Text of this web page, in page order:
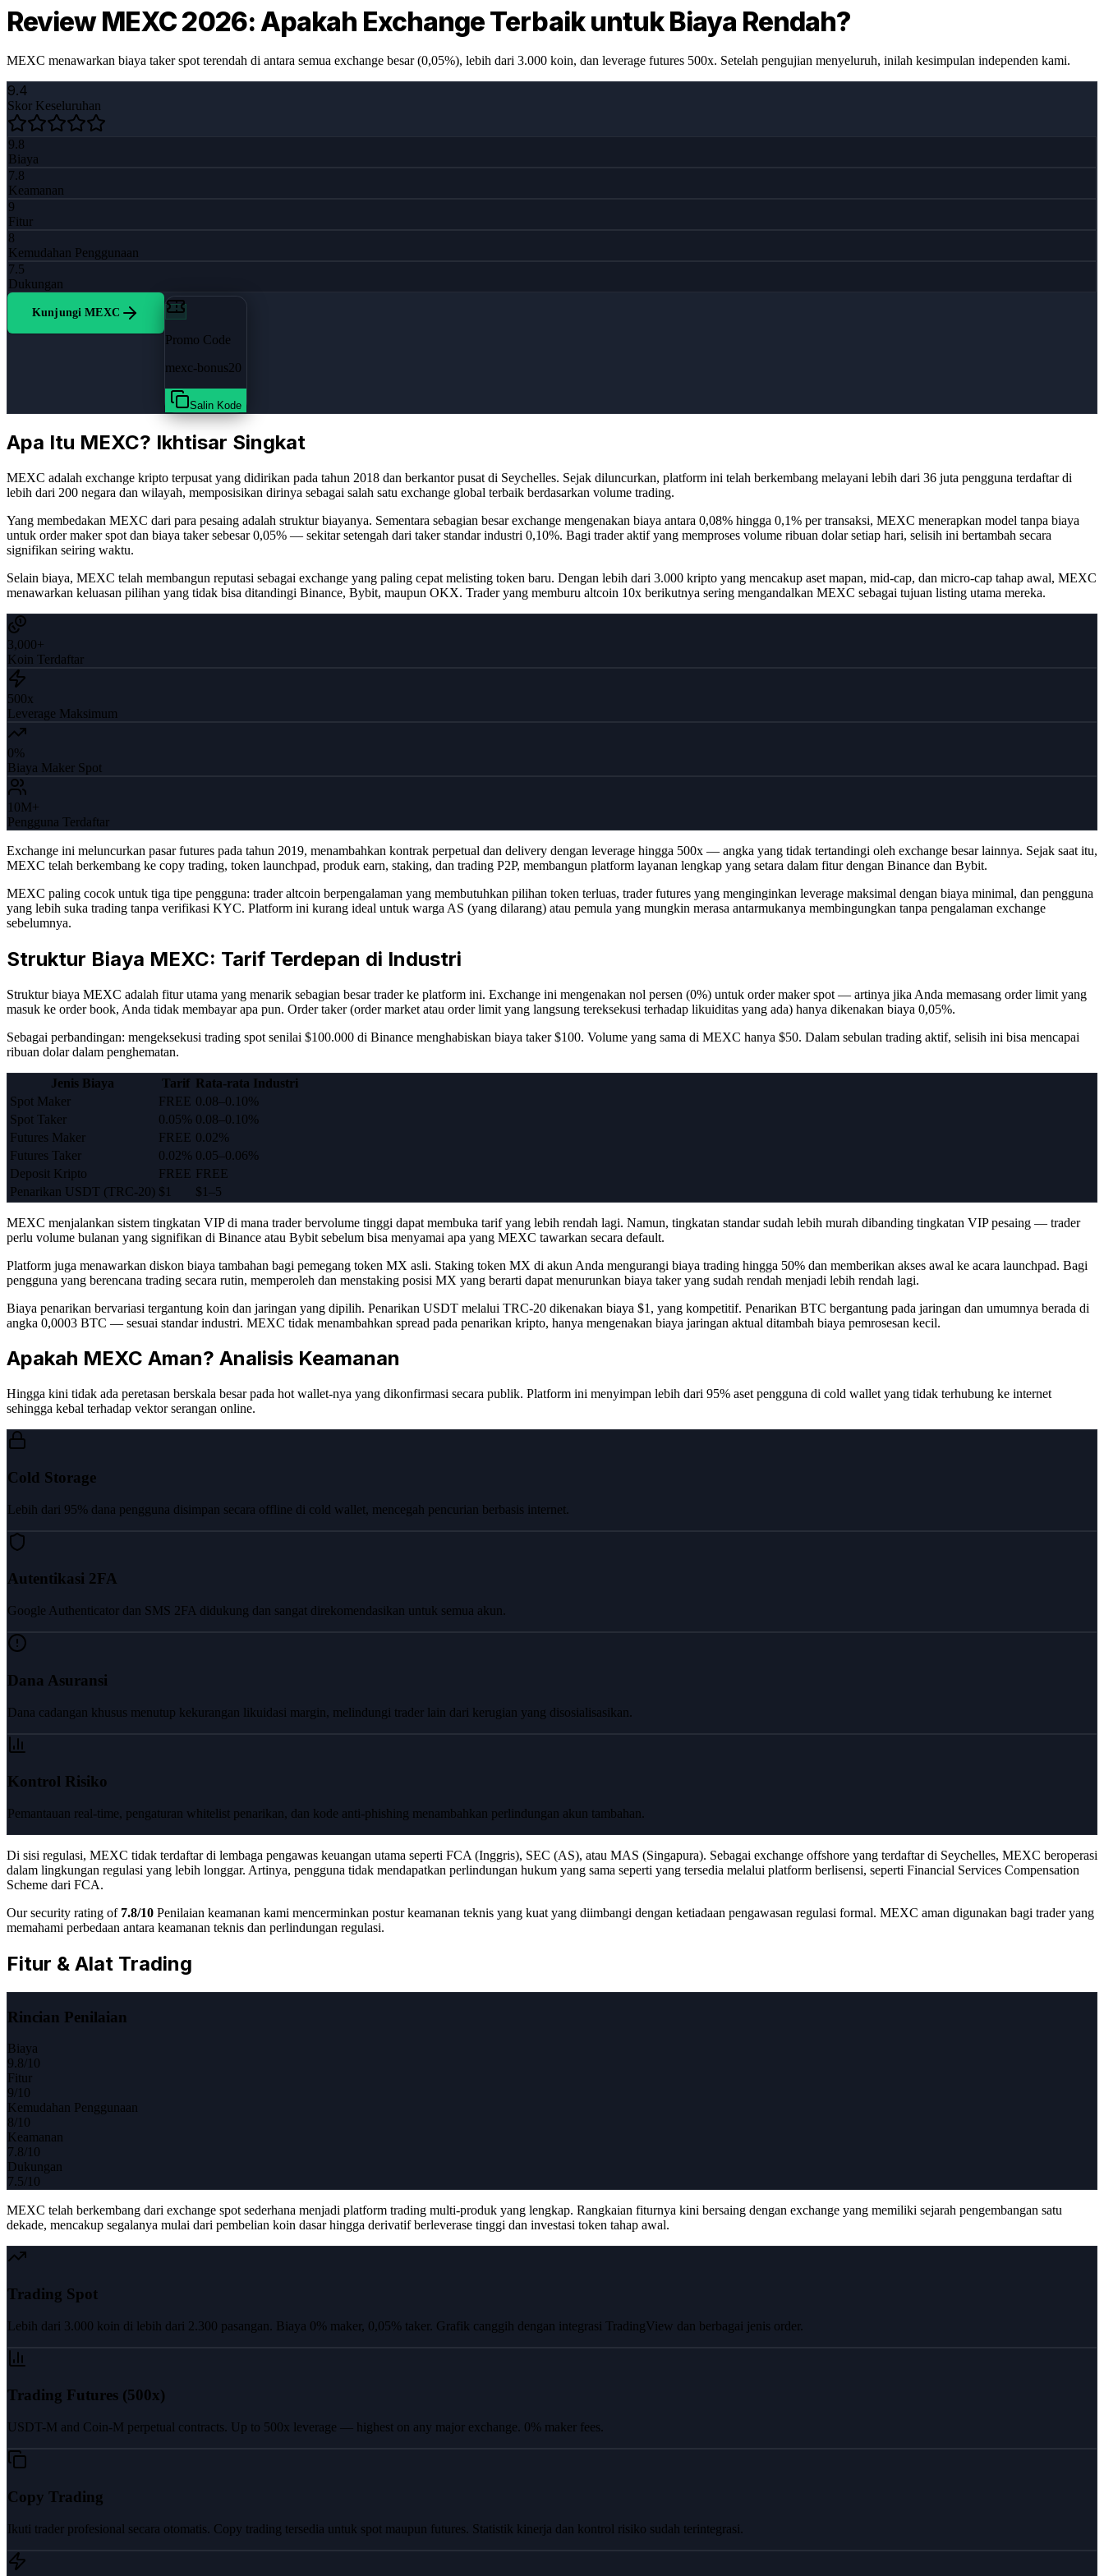
Review MEXC 2026: Apakah Exchange Terbaik untuk Biaya Rendah?
MEXC menawarkan biaya taker spot terendah di antara semua exchange besar (0,05%), lebih dari 3.000 koin, dan leverage futures 500x. Setelah pengujian menyeluruh, inilah kesimpulan independen kami.
9.4
Skor Keseluruhan
9.8
Biaya
7.8
Keamanan
9
Fitur
8
Kemudahan Penggunaan
7.5
Dukungan
Kunjungi MEXC
Promo Code
mexc-bonus20
Salin Kode
Apa Itu MEXC? Ikhtisar Singkat
MEXC adalah exchange kripto terpusat yang didirikan pada tahun 2018 dan berkantor pusat di Seychelles. Sejak diluncurkan, platform ini telah berkembang melayani lebih dari 36 juta pengguna terdaftar di
lebih dari 200 negara dan wilayah, memposisikan dirinya sebagai salah satu exchange global terbaik berdasarkan volume trading.
Yang membedakan MEXC dari para pesaing adalah struktur biayanya. Sementara sebagian besar exchange mengenakan biaya antara 0,08% hingga 0,1% per transaksi, MEXC menerapkan model tanpa biaya
untuk order maker spot dan biaya taker sebesar 0,05% — sekitar setengah dari taker standar industri 0,10%. Bagi trader aktif yang memproses volume ribuan dolar setiap hari, selisih ini bertambah secara
signifikan seiring waktu.
Selain biaya, MEXC telah membangun reputasi sebagai exchange yang paling cepat melisting token baru. Dengan lebih dari 3.000 kripto yang mencakup aset mapan, mid-cap, dan micro-cap tahap awal, MEXC
menawarkan keluasan pilihan yang tidak bisa ditandingi Binance, Bybit, maupun OKX. Trader yang memburu altcoin 10x berikutnya sering mengandalkan MEXC sebagai tujuan listing utama mereka.
3,000+
Koin Terdaftar
500x
Leverage Maksimum
0%
Biaya Maker Spot
10M+
Pengguna Terdaftar
Exchange ini meluncurkan pasar futures pada tahun 2019, menambahkan kontrak perpetual dan delivery dengan leverage hingga 500x — angka yang tidak tertandingi oleh exchange besar lainnya. Sejak saat itu,
MEXC telah berkembang ke copy trading, token launchpad, produk earn, staking, dan trading P2P, membangun platform layanan lengkap yang setara dalam fitur dengan Binance dan Bybit.
MEXC paling cocok untuk tiga tipe pengguna: trader altcoin berpengalaman yang membutuhkan pilihan token terluas, trader futures yang menginginkan leverage maksimal dengan biaya minimal, dan pengguna
yang lebih suka trading tanpa verifikasi KYC. Platform ini kurang ideal untuk warga AS (yang dilarang) atau pemula yang mungkin merasa antarmukanya membingungkan tanpa pengalaman exchange
sebelumnya.
Struktur Biaya MEXC: Tarif Terdepan di Industri
Struktur biaya MEXC adalah fitur utama yang menarik sebagian besar trader ke platform ini. Exchange ini mengenakan nol persen (0%) untuk order maker spot — artinya jika Anda memasang order limit yang
masuk ke order book, Anda tidak membayar apa pun. Order taker (order market atau order limit yang langsung tereksekusi terhadap likuiditas yang ada) hanya dikenakan biaya 0,05%.
Sebagai perbandingan: mengeksekusi trading spot senilai $100.000 di Binance menghabiskan biaya taker $100. Volume yang sama di MEXC hanya $50. Dalam sebulan trading aktif, selisih ini bisa mencapai
ribuan dolar dalam penghematan.
Jenis Biaya Tarif Rata-rata Industri
Spot Maker
FREE 0.08–0.10%
Spot Taker
0.05% 0.08–0.10%
Futures Maker
FREE 0.02%
Futures Taker
0.02% 0.05–0.06%
Deposit Kripto
FREE FREE
Penarikan USDT (TRC-20) $1 $1–5
MEXC menjalankan sistem tingkatan VIP di mana trader bervolume tinggi dapat membuka tarif yang lebih rendah lagi. Namun, tingkatan standar sudah lebih murah dibanding tingkatan VIP pesaing — trader
perlu volume bulanan yang signifikan di Binance atau Bybit sebelum bisa menyamai apa yang MEXC tawarkan secara default.
Platform juga menawarkan diskon biaya tambahan bagi pemegang token MX asli. Staking token MX di akun Anda mengurangi biaya trading hingga 50% dan memberikan akses awal ke acara launchpad. Bagi
pengguna yang berencana trading secara rutin, memperoleh dan menstaking posisi MX yang berarti dapat menurunkan biaya taker yang sudah rendah menjadi lebih rendah lagi.
Biaya penarikan bervariasi tergantung koin dan jaringan yang dipilih. Penarikan USDT melalui TRC-20 dikenakan biaya $1, yang kompetitif. Penarikan BTC bergantung pada jaringan dan umumnya berada di
angka 0,0003 BTC — sesuai standar industri. MEXC tidak menambahkan spread pada penarikan kripto, hanya mengenakan biaya jaringan aktual ditambah biaya pemrosesan kecil.
Apakah MEXC Aman? Analisis Keamanan
Hingga kini tidak ada peretasan berskala besar pada hot wallet-nya yang dikonfirmasi secara publik. Platform ini menyimpan lebih dari 95% aset pengguna di cold wallet yang tidak terhubung ke internet
sehingga kebal terhadap vektor serangan online.
Cold Storage
Lebih dari 95% dana pengguna disimpan secara offline di cold wallet, mencegah pencurian berbasis internet.
Autentikasi 2FA
Google Authenticator dan SMS 2FA didukung dan sangat direkomendasikan untuk semua akun.
Dana Asuransi
Dana cadangan khusus menutup kekurangan likuidasi margin, melindungi trader lain dari kerugian yang disosialisasikan.
Kontrol Risiko
Pemantauan real-time, pengaturan whitelist penarikan, dan kode anti-phishing menambahkan perlindungan akun tambahan.
Di sisi regulasi, MEXC tidak terdaftar di lembaga pengawas keuangan utama seperti FCA (Inggris), SEC (AS), atau MAS (Singapura). Sebagai exchange offshore yang terdaftar di Seychelles, MEXC beroperasi
dalam lingkungan regulasi yang lebih longgar. Artinya, pengguna tidak mendapatkan perlindungan hukum yang sama seperti yang tersedia melalui platform berlisensi, seperti Financial Services Compensation
Scheme dari FCA.
Our security rating of 7.8/10 Penilaian keamanan kami mencerminkan postur keamanan teknis yang kuat yang diimbangi dengan ketiadaan pengawasan regulasi formal. MEXC aman digunakan bagi trader yang
memahami perbedaan antara keamanan teknis dan perlindungan regulasi.
Fitur & Alat Trading
Rincian Penilaian
Biaya
9.8/10
Fitur
9/10
Kemudahan Penggunaan
8/10
Keamanan
7.8/10
Dukungan
7.5/10
MEXC telah berkembang dari exchange spot sederhana menjadi platform trading multi-produk yang lengkap. Rangkaian fiturnya kini bersaing dengan exchange yang memiliki sejarah pengembangan satu
dekade, mencakup segalanya mulai dari pembelian koin dasar hingga derivatif berleverase tinggi dan investasi token tahap awal.
Trading Spot
Lebih dari 3.000 koin di lebih dari 2.300 pasangan. Biaya 0% maker, 0,05% taker. Grafik canggih dengan integrasi TradingView dan berbagai jenis order.
Trading Futures (500x)
USDT-M and Coin-M perpetual contracts. Up to 500x leverage — highest on any major exchange. 0% maker fees.
Copy Trading
Ikuti trader profesional secara otomatis. Copy trading tersedia untuk spot maupun futures. Statistik kinerja dan kontrol risiko sudah terintegrasi.